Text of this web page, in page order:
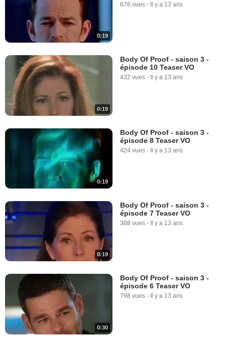
0:19
676 vues - Il y a 13 ans
0:19
Body Of Proof - saison 3 -
épisode 10 Teaser VO
432 vues - Il y a 13 ans
0:19
Body Of Proof - saison 3 -
épisode 8 Teaser VO
424 vues - Il y a 13 ans
0:19
Body Of Proof - saison 3 -
épisode 7 Teaser VO
388 vues - Il y a 13 ans
0:30
Body Of Proof - saison 3 -
épisode 6 Teaser VO
798 vues - Il y a 13 ans